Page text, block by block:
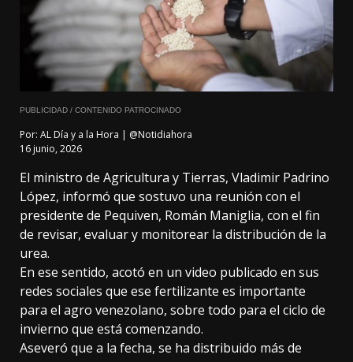
PUBLICIDAD / CONTENIDO PATROCINADO
Por: AL Día y a la Hora | @Notidiahora
16 junio, 2026
El ministro de Agricultura y Tierras, Vladimir Padrino
López, informó que sostuvo una reunión con el
presidente de Pequiven, Román Maniglia, con el fin
de revisar, evaluar y monitorear la distribución de la
urea.
En ese sentido, acotó en un video publicado en sus
redes sociales que ese fertilizante es importante
para el agro venezolano, sobre todo para el ciclo de
invierno que está comenzando.
Aseveró que a la fecha, se ha distribuido más de